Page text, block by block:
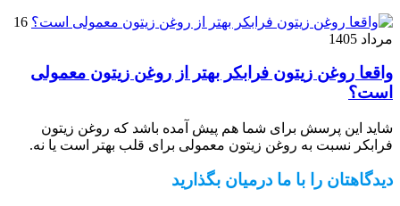
16
مرداد 1405
واقعا روغن زیتون فرابکر بهتر از روغن زیتون معمولی
است؟
شاید این پرسش برای شما هم پیش آمده باشد که روغن زیتون
فرابکر نسبت به روغن زیتون معمولی برای قلب بهتر است یا نه.
دیدگاهتان را با ما درمیان بگذارید